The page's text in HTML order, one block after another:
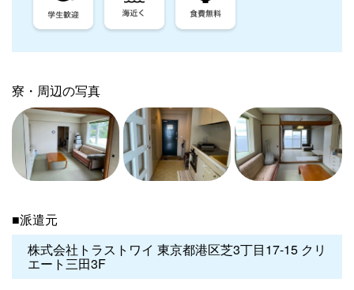
寮・周辺の写真
■派遣元
株式会社トラストワイ 東京都港区芝3丁目17-15 クリ
エート三田3F